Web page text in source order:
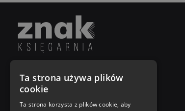
Poniedziałek - Piątek
8:00 - 18:00
[email protected]
Ta strona używa plików
cookie
Ta strona korzysta z plików cookie, aby